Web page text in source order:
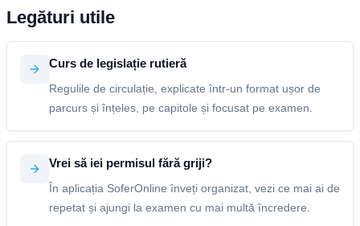
Legături utile
Curs de legislație rutieră
Regulile de circulație, explicate într-un format ușor de
parcurs și înțeles, pe capitole și focusat pe examen.
Vrei să iei permisul fără griji?
În aplicația SoferOnline înveți organizat, vezi ce mai ai de
repetat și ajungi la examen cu mai multă încredere.